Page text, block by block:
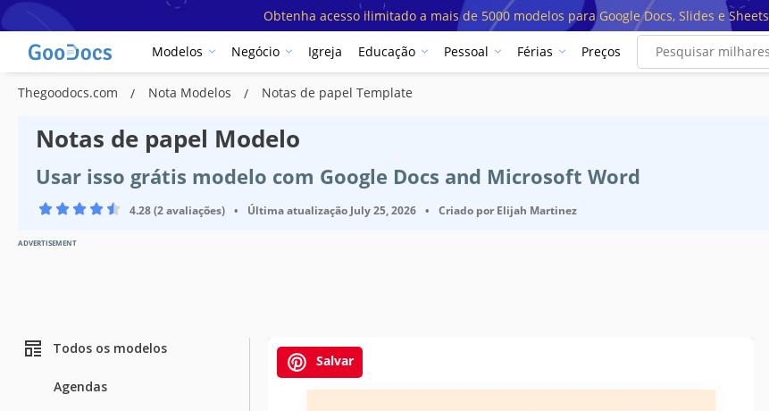
Obtenha acesso ilimitado a mais de 5000 modelos para Google Docs, Slides e Sheets
Modelos Negócio Igreja Educação Pessoal Férias Preços
Thegoodocs.com Nota Modelos Notas de papel Template
Notas de papel Modelo
Usar isso grátis modelo com Google Docs and Microsoft Word
4.28 (2 avaliações) • Última atualização July 25, 2026 • Criado por Elijah Martinez
ADVERTISEMENT
Todos os modelos
Agendas
Salvar